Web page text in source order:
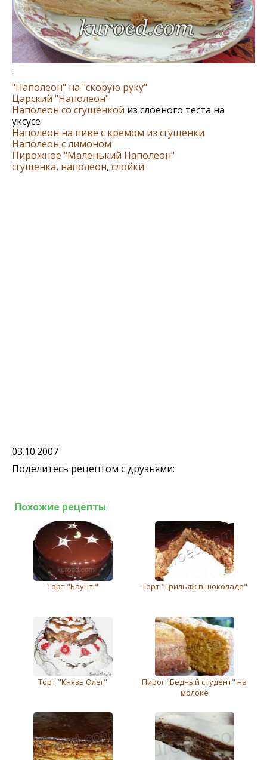
.
"Наполеон" на "скорую руку"
Царский "Наполеон"
Наполеон со сгущенкой из слоеного теста на
уксусе
Наполеон на пиве с кремом из сгущенки
Наполеон с лимоном
Пирожное "Маленький Наполеон"
сгущенка, наполеон, слойки
03.10.2007
Поделитесь рецептом с друзьями:
Похожие рецепты
Торт "Баунті" Торт "Грильяж в шоколаде"
Торт "Князь Олег"
Пирог "Бедный студент" на
молоке